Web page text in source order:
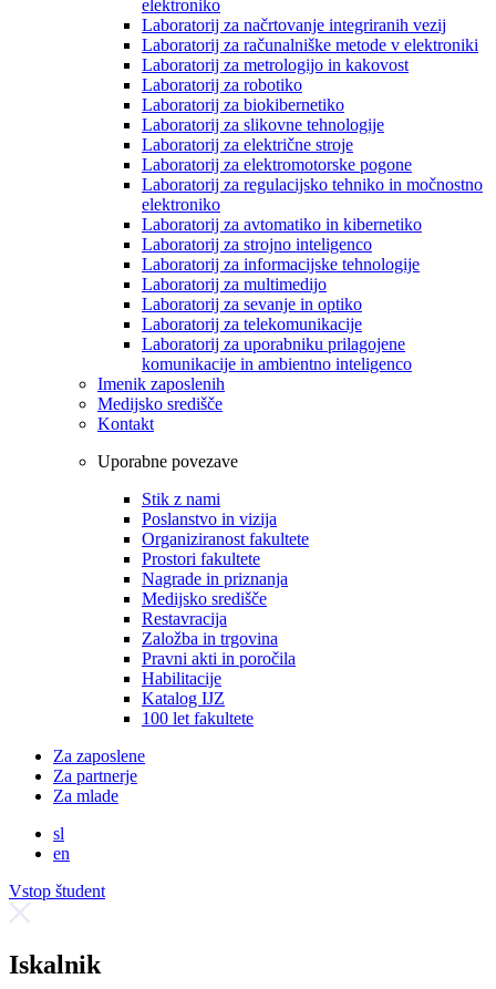
elektroniko
Laboratorij za načrtovanje integriranih vezij
Laboratorij za računalniške metode v elektroniki
Laboratorij za metrologijo in kakovost
Laboratorij za robotiko
Laboratorij za biokibernetiko
Laboratorij za slikovne tehnologije
Laboratorij za električne stroje
Laboratorij za elektromotorske pogone
Laboratorij za regulacijsko tehniko in močnostno
elektroniko
Laboratorij za avtomatiko in kibernetiko
Laboratorij za strojno inteligenco
Laboratorij za informacijske tehnologije
Laboratorij za multimedijo
Laboratorij za sevanje in optiko
Laboratorij za telekomunikacije
Laboratorij za uporabniku prilagojene
komunikacije in ambientno inteligenco
Imenik zaposlenih
Medijsko središče
Kontakt
Uporabne povezave
Stik z nami
Poslanstvo in vizija
Organiziranost fakultete
Prostori fakultete
Nagrade in priznanja
Medijsko središče
Restavracija
Založba in trgovina
Pravni akti in poročila
Habilitacije
Katalog IJZ
100 let fakultete
Za zaposlene
Za partnerje
Za mlade
sl
en
Vstop študent
Iskalnik